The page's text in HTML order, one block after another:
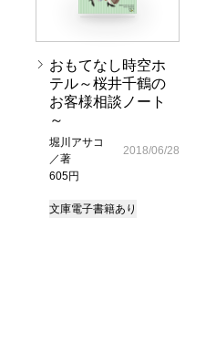
おもてなし時空ホ
テル～桜井千鶴の
お客様相談ノート
～
堀川アサコ
／著
605円
2018/06/28
文庫電子書籍あり